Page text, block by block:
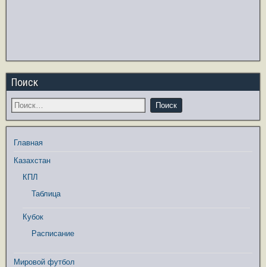
Поиск
Главная
Казахстан
КПЛ
Таблица
Кубок
Расписание
Мировой футбол